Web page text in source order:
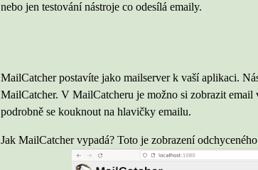
nebo jen testování nástroje co odesílá emaily.
MailCatcher postavíte jako mailserver k vaší aplikaci.
MailCatcher. V MailCatcheru je možno si zobrazit
podrobně se kouknout na hlavičky emailu.
Jak MailCatcher vypadá? Toto je zobrazení